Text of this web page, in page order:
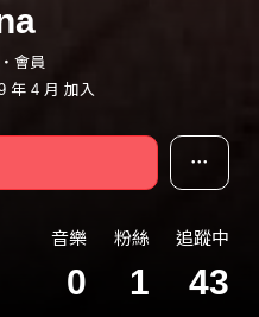
會員
年 4 月 加入
音樂
0
粉絲
1
追蹤中
43